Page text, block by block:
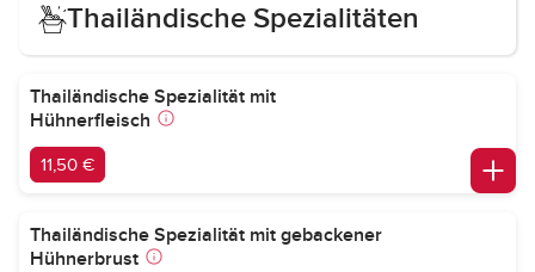
Thailändische Spezialitäten
Thailändische Spezialität mit
Hühnerfleisch
11,50 €
Thailändische Spezialität mit gebackener
Hühnerbrust